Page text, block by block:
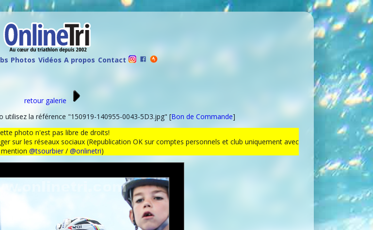
Photos Vidéos A propos Contact
retour galerie
la référence "150919-140955-0043-5D3.jpg" [Bon de Commande]
photo n'est pas libre de droits!
sur les réseaux sociaux (Republication OK sur comptes personnels et club uniquement avec
mention @tsourbier/ @onlinetri)